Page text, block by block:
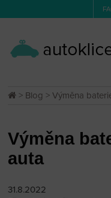
> Blog > Výměna
Výměna
auta
31.8.2022